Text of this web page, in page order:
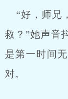
“好，师兄
救？”她声音
是第一时间
对。